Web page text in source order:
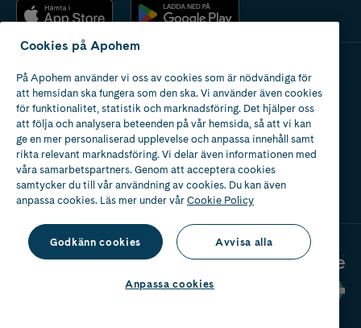
Apotek med tillstånd
av Läkemedelsverket
Cookies på Apohem
På Apohem använder vi oss av cookies som är nödvändiga för
att hemsidan ska fungera som den ska. Vi använder även cookies
för funktionalitet, statistik och marknadsföring. Det hjälper oss
att följa och analysera beteenden på vår hemsida, så att vi kan
ge en mer personaliserad upplevelse och anpassa innehåll samt
rikta relevant marknadsföring. Vi delar även informationen med
våra samarbetspartners. Genom att acceptera cookies
samtycker du till vår användning av cookies. Du kan även
anpassa cookies. Läs mer under vårCookie Policy
Godkänn cookies Avvisa alla
Anpassa cookies